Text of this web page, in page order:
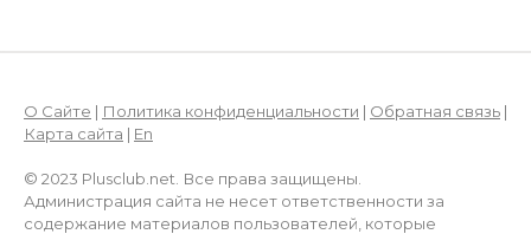
О Сайте | Политика конфиденциальности | Обратная связь |
Карта сайта | En
© 2023 Plusclub.net. Все права защищены.
Администрация сайта не несет ответственности за
содержание материалов пользователей, которые